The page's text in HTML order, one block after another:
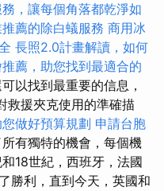
，讓每個角落都乾淨如
薦的除白蟻服務 商用冰
長照2.0計畫解讀，如何
薦，助您找到最適合的
以找到最重要的信息，
救援夾克使用的準確描
做好預算規劃 申請台胞
有獨特的機會，每個機
18世紀，西班牙，法國
勝利，直到今天，英國和